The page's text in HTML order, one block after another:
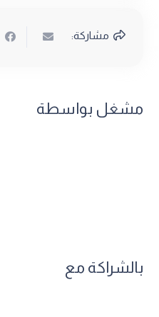
مشاركة:
مشغل بواسطة
بالشراكة مع